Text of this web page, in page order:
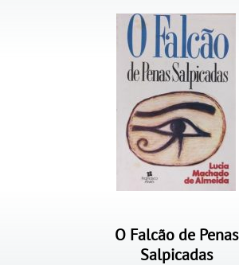
O Falcão de Penas
Salpicadas